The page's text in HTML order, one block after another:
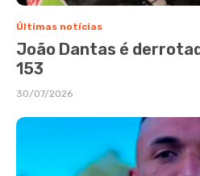
Últimas notícias
João Dantas é
153
30/07/2026